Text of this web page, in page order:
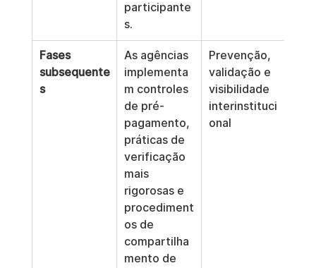
participante
s.
Fases
subsequente
s
As agências
implementa
m controles
de pré-
pagamento,
práticas de
verificação
mais
rigorosas e
procediment
os de
compartilha
mento de
Prevenção,
validação e
visibilidade
interinstituci
onal